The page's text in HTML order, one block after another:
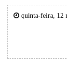
quinta-feira, 12